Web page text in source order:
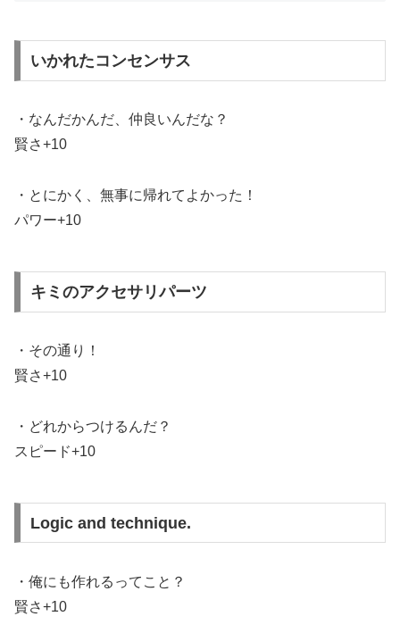
いかれたコンセンサス
・なんだかんだ、仲良いんだな？
賢さ+10
・とにかく、無事に帰れてよかった！
パワー+10
キミのアクセサリパーツ
・その通り！
賢さ+10
・どれからつけるんだ？
スピード+10
Logic and technique.
・俺にも作れるってこと？
賢さ+10